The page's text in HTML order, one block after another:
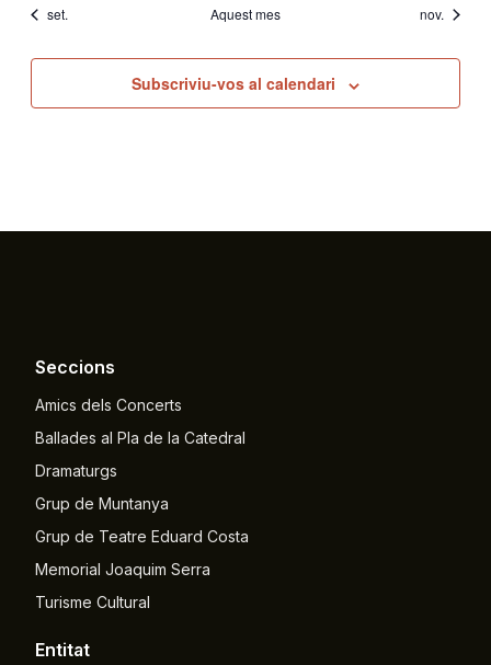
set. Aquest mes nov.
Subscriviu-vos al calendari
Seccions
Amics dels Concerts
Ballades al Pla de la Catedral
Dramaturgs
Grup de Muntanya
Grup de Teatre Eduard Costa
Memorial Joaquim Serra
Turisme Cultural
Entitat